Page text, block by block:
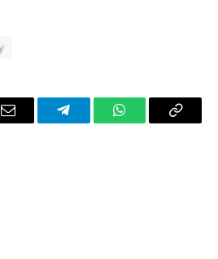
Email TelegramWhatsAppCopy